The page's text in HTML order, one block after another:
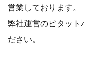
営業しております。
弊社運営のピタット
ださい。